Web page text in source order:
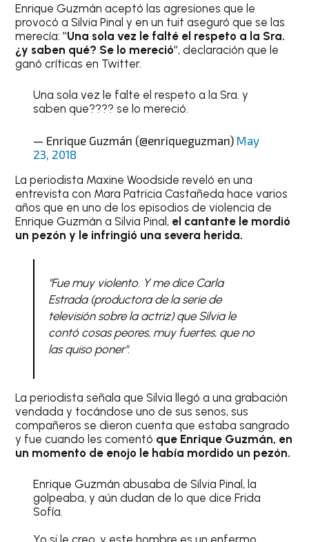
Enrique Guzmán aceptó las agresiones que le
provocó a Silvia Pinal y en un tuit aseguró que se las
merecía:"Una sola vez le falté el respeto a la Sra.
¿y saben qué? Se lo mereció", declaración que le
ganó críticas en Twitter.
Una sola vez le falte el respeto a la Sra. y
saben que???? se lo mereció.
— Enrique Guzmán (@enriqueguzman) May
23, 2018
La periodista Maxine Woodside reveló en una
entrevista con Mara Patricia Castañeda hace varios
años que en uno de los episodios de violencia de
Enrique Guzmán a Silvia Pinal, el cantante le mordió
un pezón y le infringió una severa herida.
"Fue muy violento. Y me dice Carla
Estrada (productora de la serie de
televisión sobre la actriz) que Silvia le
contó cosas peores, muy fuertes, que no
las quiso poner".
La periodista señala que Silvia llegó a una grabación
vendada y tocándose uno de sus senos, sus
compañeros se dieron cuenta que estaba sangrado
y fue cuando les comentó que Enrique Guzmán, en
un momento de enojo le había mordido un pezón.
Enrique Guzmán abusaba de Silvia Pinal, la
golpeaba, y aún dudan de lo que dice Frida
Sofía.
Yo si le creo, y este hombre es un enfermo.